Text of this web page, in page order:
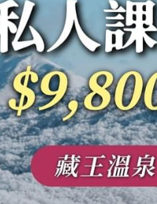
道旭川滑雪攻略
藏王滑雪攻略
湯澤滑雪攻略
們
商
/註冊
預約課程
王滑雪攻略